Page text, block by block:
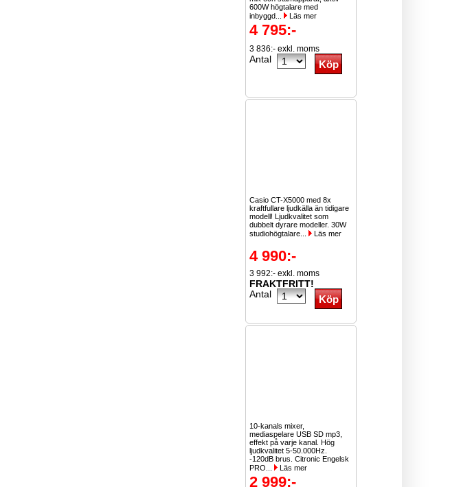
600W högtalare med
inbyggd...
Läs mer
4 795:-
3 836:- exkl. moms
Antal
Casio CT-X5000 med 8x
kraftfullare ljudkälla än tidigare
modell! Ljudkvalitet som
dubbelt dyrare modeller. 30W
studiohögtalare...
Läs mer
4 990:-
3 992:- exkl. moms
FRAKTFRITT!
Antal
10-kanals mixer,
mediaspelare USB SD mp3,
effekt på varje kanal. Hög
ljudkvalitet 5-50.000Hz.
-120dB brus. Citronic Engelsk
PRO...
Läs mer
2 999:-